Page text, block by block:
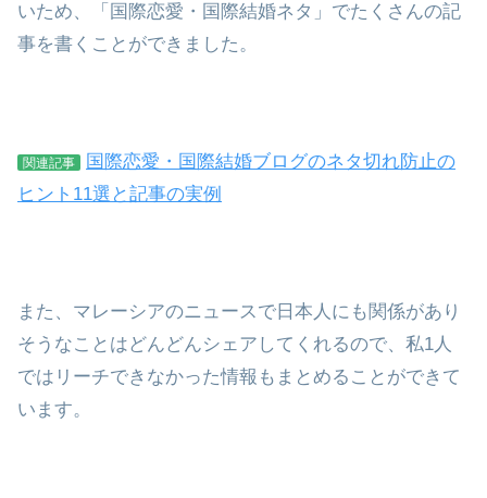
いため、「国際恋愛・国際結婚ネタ」でたくさんの記
事を書くことができました。
関連記事
国際恋愛・国際結婚ブログのネタ切れ防止の
ヒント11選と記事の実例
また、マレーシアのニュースで日本人にも関係があり
そうなことはどんどんシェアしてくれるので、私1人
ではリーチできなかった情報もまとめることができて
います。